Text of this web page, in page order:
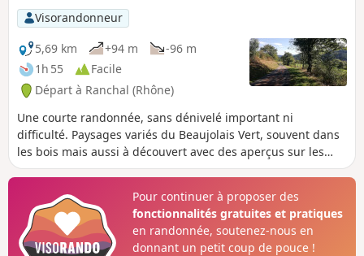
Visorandonneur
5,69 km
+94 m
-96 m
1h 55
Facile
Départ à Ranchal (Rhône)
Une courte randonnée, sans dénivelé important ni
difficulté. Paysages variés du Beaujolais Vert, souvent dans
les bois mais aussi à découvert avec des aperçus sur les
paysages des environs. Remarque : une grande partie du
bitume, mais il s'agit de petites routes très peu
fréquentées.
Pour continuer à proposer des
fonctionnalités gratuites et pratiques
en randonnée, soutenez-nous en
donnant un petit coup de pouce !